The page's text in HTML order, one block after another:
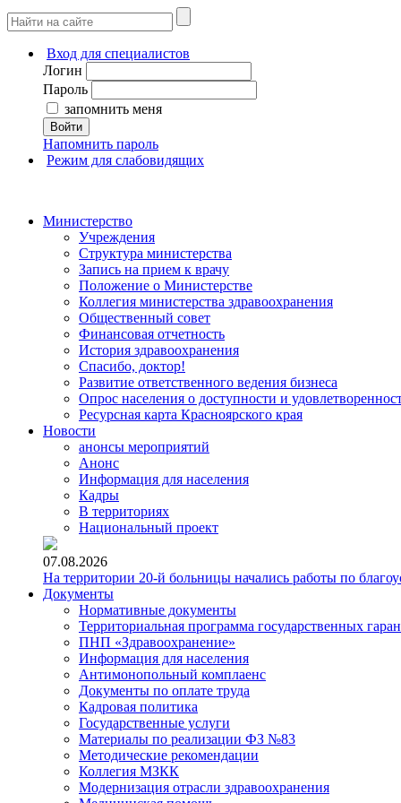
Вход для специалистов
Логин
Пароль
запомнить меня
Войти
Напомнить пароль
Режим для слабовидящих
Министерство
Учреждения
Структура министерства
Запись на прием к врачу
Положение о Министерстве
Коллегия министерства здравоохранения
Общественный совет
Финансовая отчетность
История здравоохранения
Спасибо, доктор!
Развитие ответственного ведения бизнеса
Опрос населения о доступности и
Ресурсная карта Красноярского края
Новости
анонсы мероприятий
Анонс
Информация для населения
Кадры
В территориях
Национальный проект
07.08.2026
На территории 20-й больницы начались работы по
Документы
Нормативные документы
Территориальная программа государственных
ПНП «Здравоохранение»
Информация для населения
Антимонопольный комплаенс
Документы по оплате труда
Кадровая политика
Государственные услуги
Материалы по реализации ФЗ №83
Методические рекомендации
Коллегия МЗКК
Модернизация отрасли здравоохранения